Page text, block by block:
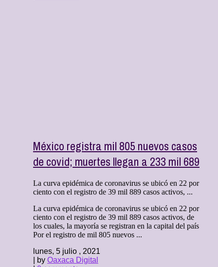
México registra mil 805 nuevos casos
de covid; muertes llegan a 233 mil 689
La curva epidémica de coronavirus se ubicó en 22 por
ciento con el registro de 39 mil 889 casos activos, ...
La curva epidémica de coronavirus se ubicó en 22 por
ciento con el registro de 39 mil 889 casos activos, de
los cuales, la mayoría se registran en la capital del país
Por el registro de mil 805 nuevos ...
lunes, 5 julio , 2021
| by Oaxaca Digital